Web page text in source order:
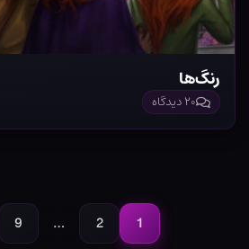
رنگ‌ها
۲۰ دیدگاه
صفحه‌بندی
صفحه1 صفحه2
… صفحه9